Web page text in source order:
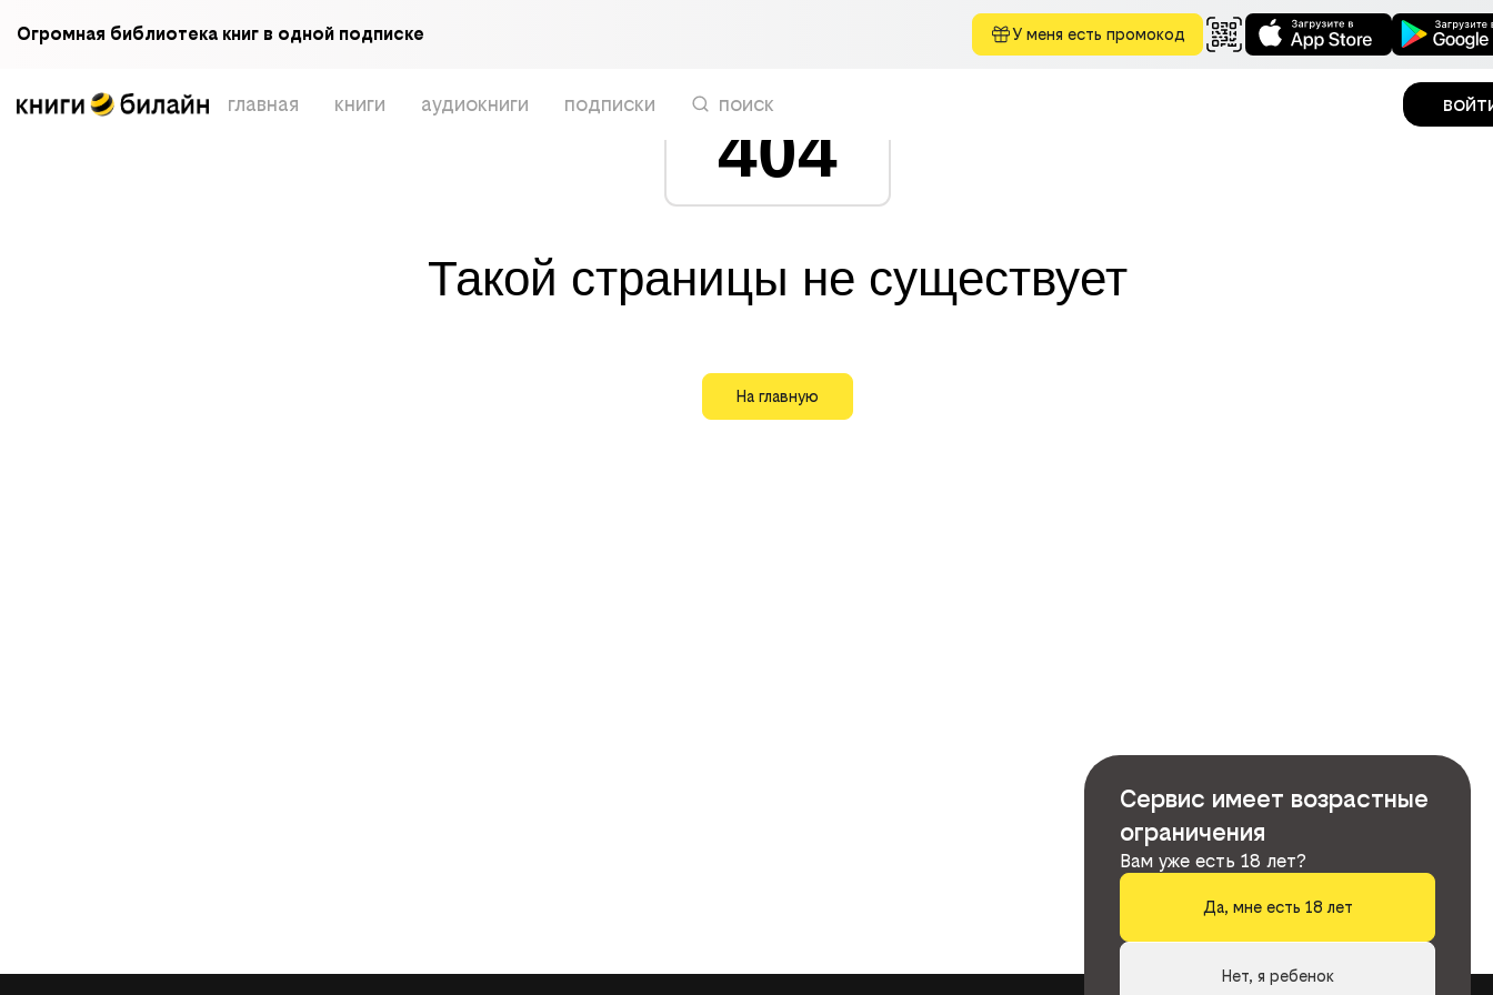
Огромная библиотека книг в одной подписке У меня есть промокод
главная книги аудиокниги подписки поиск
404
Такой страницы не существует
На главную
Сервис имеет возрастные
ограничения
Вам уже есть 18 лет?
Да, мне есть 18 лет
Нет, я ребенок